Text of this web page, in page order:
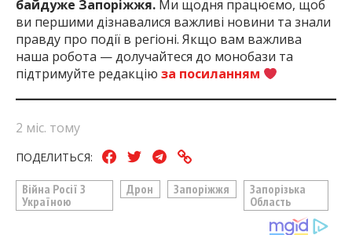
байдуже Запоріжжя. Ми щодня працюємо, щоб
ви першими дізнавалися важливі новини та знали
правду про події в регіоні. Якщо вам важлива
наша робота — долучайтеся до монобази та
підтримуйте редакцію за посиланням
2 міс. тому
ПОДЕЛИТЬСЯ:
Війна Росії З
Україною
Дрон Запоріжжя
Запорізька
Область